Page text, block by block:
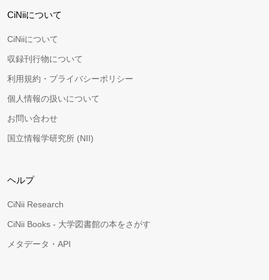
CiNiiについて
CiNiiについて
収録刊行物について
利用規約・プライバシーポリシー
個人情報の扱いについて
お問い合わせ
国立情報学研究所 (NII)
ヘルプ
CiNii Research
CiNii Books - 大学図書館の本をさがす
メタデータ・API